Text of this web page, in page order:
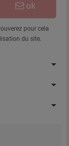
ok
pour cela
du site.